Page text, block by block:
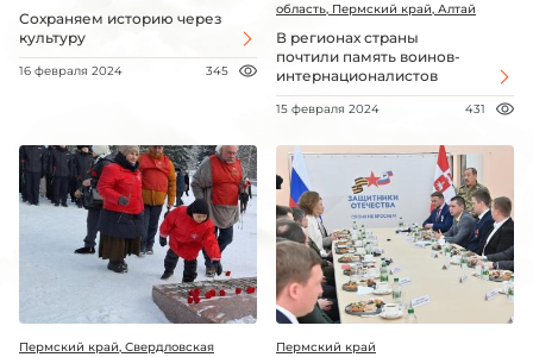
Сохраняем историю через
культуру
16 февраля 2024 345
область, Пермский край, Алтай
В регионах страны
почтили память воинов-
интернационалистов
15 февраля 2024 431
Пермский край, Свердловская
Пермский край